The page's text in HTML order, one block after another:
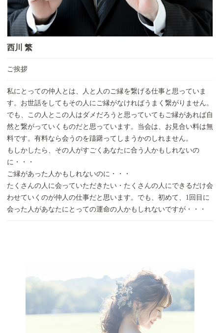
西川 繁
ご挨拶
私にとっての仲人とは、人と人のご縁を繋げる仕事と思っていま
す。お世話をしてもその人にご縁がなければうまく繋がりません。
でも、この人とこの人はダメだろうと思っていてもご縁があれば自
然と繋がっていくものだと思っています。当会は、お見合い料は無
料です。有料なら会うのを躊躇ってしまうかのしれません。
もしかしたら、その人がすごくあなたに合う人かもしれないの
に・・・
ご縁があった人かもしれないのに・・・
たくさんの人に会っていただきたい・たくさんの人にできるだけ会
わせていくのが仲人の仕事だと思います。でも、初めて、1回目に
会った人があなたにとっての運命の人かもしれないですが・・・